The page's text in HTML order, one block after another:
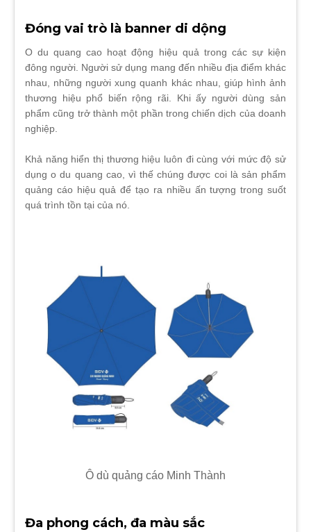
Đóng vai trò là banner di dộng
O du quang cao hoạt động hiệu quả trong các sự kiện
đông người. Người sử dụng mang đến nhiều địa điểm khác
nhau, những người xung quanh khác nhau, giúp hình ảnh
thương hiệu phổ biến rộng rãi. Khi ấy người dùng sản
phẩm cũng trở thành một phần trong chiến dịch của doanh
nghiệp.
Khả năng hiển thị thương hiệu luôn đi cùng với mức độ sử
dụng o du quang cao, vì thế chúng được coi là sản phẩm
quảng cáo hiệu quả để tạo ra nhiều ấn tượng trong suốt
quá trình tồn tại của nó.
Ô dù quảng cáo Minh Thành
Đa phong cách, đa màu sắc